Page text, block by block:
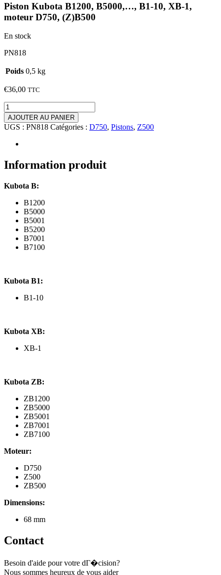
Piston Kubota B1200, B5000,…, B1-10, XB-1,
moteur D750, (Z)B500
En stock
PN818
Poids 0,5 kg
€36,00 TTC
quantité
de
Piston
Kubota
B1200,
B1-
10,
1,
D750,
(Z)B500
AJOUTER AU PANIER
UGS : PN818 Catégories : D750, Pistons, Z500
Information produit
Kubota B:
B1200
B5000
B5001
B5200
B7001
B7100
Kubota B1:
B1-10
Kubota XB:
XB-1
Kubota ZB:
ZB1200
ZB5000
ZB5001
ZB7001
ZB7100
Moteur:
D750
Z500
ZB500
Dimensions:
68 mm
Contact
Besoin d'aide pour votre dГ�cision?
Nous sommes heureux de vous aider